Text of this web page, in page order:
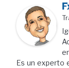
Es un experto